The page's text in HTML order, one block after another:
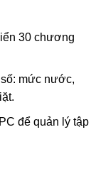
30 chương
mức nước,
để quản lý tập